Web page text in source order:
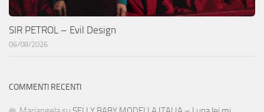
SIR PETROL – Evil Design
06/08/2026
COMMENTI RECENTI